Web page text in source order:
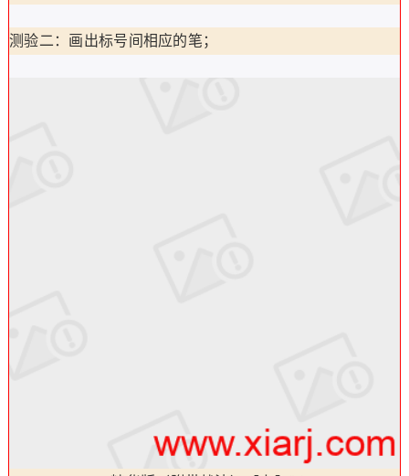
测验二：画出标号间相应的笔；